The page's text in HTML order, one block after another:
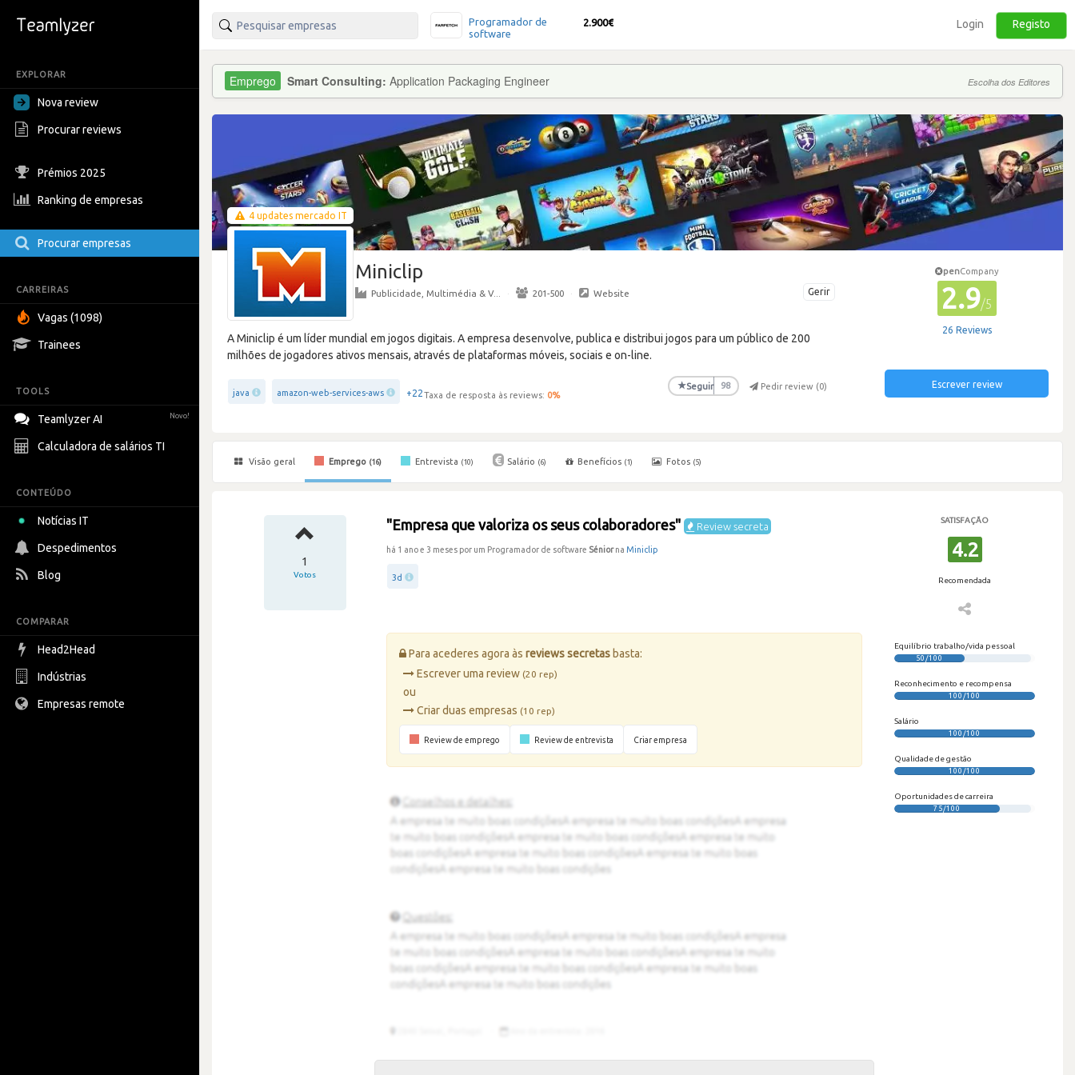
EXPLORAR
Nova review
Procurar reviews
Prémios 2025
Ranking de empresas
Procurar empresas
CARREIRAS
Vagas (1098)
Trainees
TOOLS
Teamlyzer AI Novo!
Calculadora de salários TI
CONTEÚDO
Notícias IT
Despedimentos
Blog
COMPARAR
Head2Head
Indústrias
Empresas remote
Programador de
software
2.900€ Login Registo
Smart Consulting: Application Packaging Engineer Escolha dos Editores
4 updates mercado IT
Miniclip
Gerir
Publicidade, Multimédia & V... · 201-500 · Website
A Miniclip é um líder mundial em jogos digitais. A empresa desenvolve, publica e distribui jogos para um público de 200
milhões de jogadores ativos mensais, através de plataformas móveis, sociais e on-line.
java amazon-web-services-aws +22Taxa de resposta às reviews: 0%
★Seguir 98 Pedir review (0)
penCompany
2.9/5
26 Reviews
Escrever review
Visão geral Emprego (16) Entrevista (10) Salário (6) Benefícios (1) Fotos (5)
1
Votos
"Empresa que valoriza os seus colaboradores" Review secreta
há 1 ano e 3 meses por um Programador de software Séniorna Miniclip
3d
SATISFAÇÃO
4.2
Recomendada
Para acederes agora àsreviews secretas basta:
Escrever uma review(20 rep)
ou
Criar duas empresas(10 rep)
Review de emprego Review de entrevista Criar empresa
Equilíbrio trabalho/vida pessoal
50/100
Reconhecimento e recompensa
100/100
Salário
100/100
Qualidade de gestão
100/100
Oportunidades de carreira
75/100